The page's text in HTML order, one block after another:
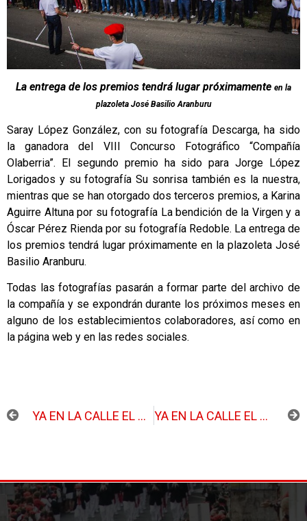
La entrega de los premios tendrá lugar próximamente en la
plazoleta José Basilio Aranburu
Saray López González, con su fotografía Descarga, ha sido
la ganadora del VIII Concurso Fotográfico “Compañía
Olaberria”. El segundo premio ha sido para Jorge López
Lorigados y su fotografía Su sonrisa también es la nuestra,
mientras que se han otorgado dos terceros premios, a Karina
Aguirre Altuna por su fotografía La bendición de la Virgen y a
Óscar Pérez Rienda por su fotografía Redoble. La entrega de
los premios tendrá lugar próximamente en la plazoleta José
Basilio Aranburu.
Todas las fotografías pasarán a formar parte del archivo de
la compañía y se expondrán durante los próximos meses en
alguno de los establecimientos colaboradores, así como en
la página web y en las redes sociales.
YA EN LA CALLE EL NÚMERO 16 DE LA GACETA DE OLABERRIA YA EN LA CALLE EL NÚMERO 17 DE LA GACETA DE OLABERRIA